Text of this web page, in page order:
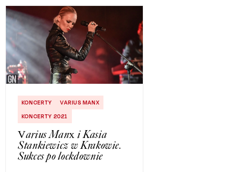
KONCERTY
VARIUS MANX
KONCERTY 2021
Varius Manx i Kasia
Stankiewicz w Krakowie.
Sukces po lockdownie